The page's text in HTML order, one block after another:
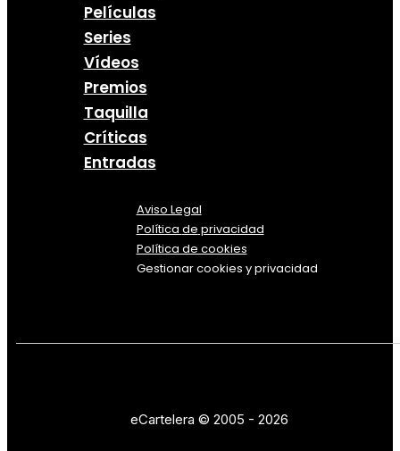
Películas
Series
Vídeos
Premios
Taquilla
Críticas
Entradas
Aviso Legal
Política de privacidad
Política de cookies
Gestionar cookies y privacidad
eCartelera © 2005 - 2026